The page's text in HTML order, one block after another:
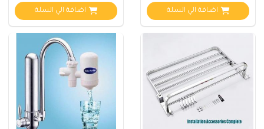
اضافة الي السلة اضافة الي السلة